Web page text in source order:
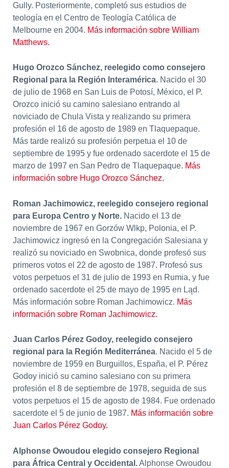
Gully. Posteriormente, completó sus estudios de
teología en el Centro de Teología Católica de
Melbourne en 2004. Más información sobre William
Matthews.
Hugo Orozco Sánchez, reelegido como consejero
Regional para la Región Interamérica. Nacido el 30
de julio de 1968 en San Luis de Potosí, México, el P.
Orozco inició su camino salesiano entrando al
noviciado de Chula Vista y realizando su primera
profesión el 16 de agosto de 1989 en Tlaquepaque.
Más tarde realizó su profesión perpetua el 10 de
septiembre de 1995 y fue ordenado sacerdote el 15 de
marzo de 1997 en San Pedro de Tlaquepaque. Más
información sobre Hugo Orozco Sánchez.
Roman Jachimowicz, reelegido consejero regional
para Europa Centro y Norte.Nacido el 13 de
noviembre de 1967 en Gorzów Wlkp, Polonia, el P.
Jachimowicz ingresó en la Congregación Salesiana y
realizó su noviciado en Swobnica, donde profesó sus
primeros votos el 22 de agosto de 1987. Profesó sus
votos perpetuos el 31 de julio de 1993 en Rumia, y fue
ordenado sacerdote el 25 de mayo de 1995 en Ląd.
Más información sobre Roman Jachimowicz. Más
información sobre Roman Jachimowicz.
Juan Carlos Pérez Godoy, reelegido consejero
regional para la Región Mediterránea. Nacido el 5 de
noviembre de 1959 en Burguillos, España, el P. Pérez
Godoy inició su camino salesiano con su primera
profesión el 8 de septiembre de 1978, seguida de sus
votos perpetuos el 15 de agosto de 1984. Fue ordenado
sacerdote el 5 de junio de 1987. Más información sobre
Juan Carlos Pérez Godoy.
Alphonse Owoudou elegido consejero Regional
para África Central y Occidental.Alphonse Owoudou